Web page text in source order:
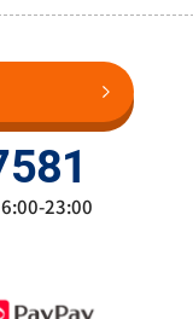
23:00